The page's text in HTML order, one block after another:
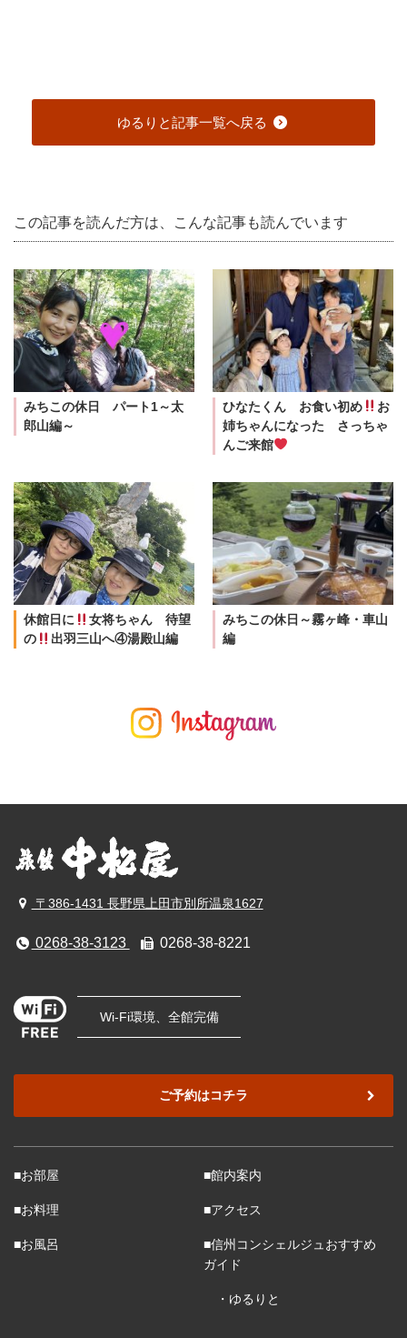
ゆるりと記事一覧へ戻る
この記事を読んだ方は、こんな記事も読んでいます
みちこの休日 パート1～太
郎山編～
ひなたくん お食い初め
お
姉ちゃんになった さっちゃ
んご来館
休館日に
女将ちゃん 待望
の
出羽三山へ④湯殿山編
みちこの休日～霧ヶ峰・車山
編
〒386-1431 長野県上田市別所温泉1627
0268-38-3123 0268-38-8221
Wi-Fi環境、全館完備
ご予約はコチラ
■お部屋
■お料理
■お風呂
■館内案内
■アクセス
■信州コンシェルジュおすすめ
ガイド
・ゆるりと